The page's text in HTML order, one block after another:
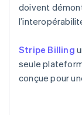
doivent
Stripe Billing
seule
conçue pour